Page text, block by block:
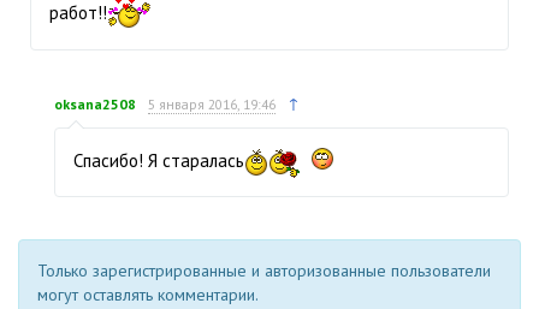
работ!!
oksana2508 5 января 2016, 19:46 ↑
Спасибо! Я старалась
Только зарегистрированные и авторизованные пользователи
могут оставлять комментарии.